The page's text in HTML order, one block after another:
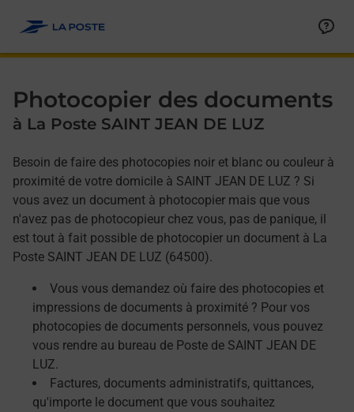
Photocopier des documents
à La Poste SAINT JEAN DE LUZ
Besoin de faire des photocopies noir et blanc ou couleur à
proximité de votre domicile à SAINT JEAN DE LUZ ? Si
vous avez un document à photocopier mais que vous
n'avez pas de photocopieur chez vous, pas de panique, il
est tout à fait possible de photocopier un document à La
Poste SAINT JEAN DE LUZ (64500).
Vous vous demandez où faire des photocopies et
impressions de documents à proximité ? Pour vos
photocopies de documents personnels, vous pouvez
vous rendre au bureau de Poste de SAINT JEAN DE
LUZ.
Factures, documents administratifs, quittances,
qu'importe le document que vous souhaitez